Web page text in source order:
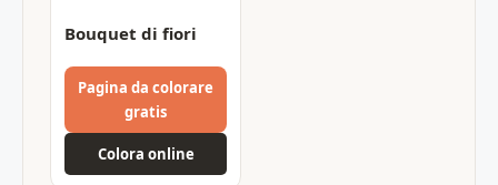
Bouquet di fiori
Pagina da colorare
gratis
Colora online